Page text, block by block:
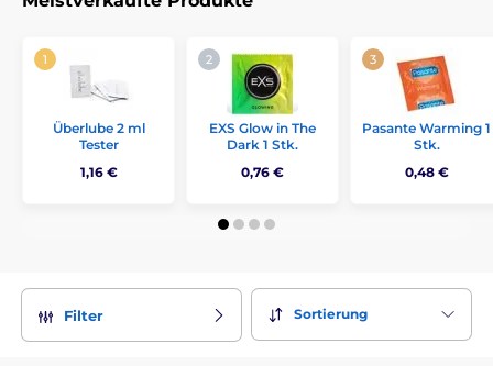
Großpackung investieren zu müssen.
Ideal für unterwegs:
Praktische Minipackungen passen
problemlos in jede Kosmetiktasche oder Handtasche.
Attraktiver Preis:
Erstklassige Kosmetik für wenig Geld,
mit der Sie nichts falsch machen können.
heute Ihre Favoriten im Kleinformat!
Überlube 2 ml
Tester
1,16 €
EXS Glow in The
Dark 1 Stk.
0,76 €
Pasante Warming 1
Stk.
0,48 €
Filter Sortierung